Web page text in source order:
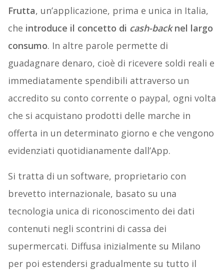
Frutta, un’applicazione, prima e unica in Italia,
che introduce il concetto di cash-backnel largo
consumo. In altre parole permette di
guadagnare denaro, cioè di ricevere soldi reali e
immediatamente spendibili attraverso un
accredito su conto corrente o paypal, ogni volta
che si acquistano prodotti delle marche in
offerta in un determinato giorno e che vengono
evidenziati quotidianamente dall’App.
Si tratta di un software, proprietario con
brevetto internazionale, basato su una
tecnologia unica di riconoscimento dei dati
contenuti negli scontrini di cassa dei
supermercati. Diffusa inizialmente su Milano
per poi estendersi gradualmente su tutto il